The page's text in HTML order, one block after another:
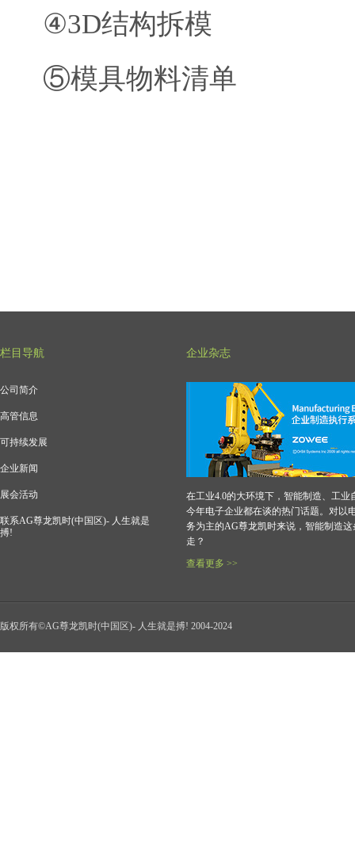
④3D结构拆模
⑤模具物料清单
栏目导航
公司简介
高管信息
可持续发展
企业新闻
展会活动
联系AG尊龙凯时(中国区)- 人生就是
搏!
企业杂志
在工业4.0的大环境下，智能制造、工业
今年电子企业都在谈的热门话题。对以
务为主的AG尊龙凯时来说，智能制造这
走？
查看更多 >>
版权所有©AG尊龙凯时(中国区)- 人生就是搏! 2004-2024